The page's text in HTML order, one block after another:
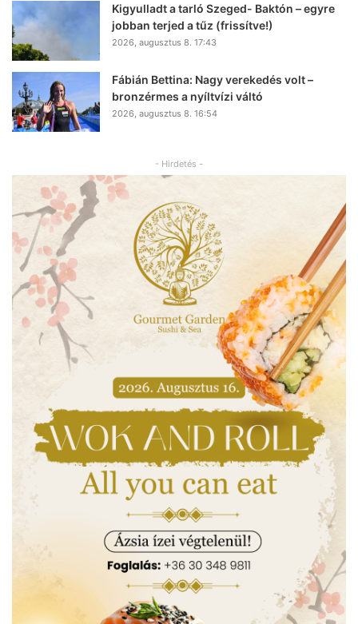
Kigyulladt a tarló Szeged- Baktón – egyre
jobban terjed a tűz (frissítve!)
2026, augusztus 8. 17:43
Fábián Bettina: Nagy verekedés volt –
bronzérmes a nyíltvízi váltó
2026, augusztus 8. 16:54
- Hirdetés -